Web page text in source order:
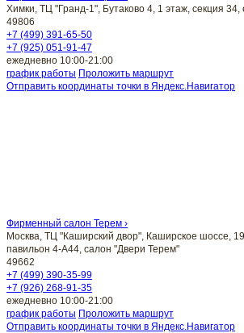
Химки, ТЦ "Гранд-1", Бутаково 4, 1 этаж, секция
49806
+7 (499) 391-65-50
+7 (925) 051-91-47
ежедневно 10:00-21:00
график работы Проложить маршрут
Отправить координаты точки в Яндекс.Навигатор
Фирменный салон Терем ›
Москва, ТЦ "Каширский двор", Каширское шоссе,
павильон 4-А44, салон "Двери Терем"
49662
+7 (499) 390-35-99
+7 (926) 268-91-35
ежедневно 10:00-21:00
график работы Проложить маршрут
Отправить координаты точки в Яндекс.Навигатор